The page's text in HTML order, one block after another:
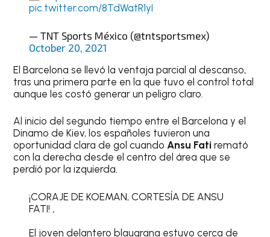
pic.twitter.com/8TdWatR1yI
— TNT Sports México (@tntsportsmex)
October 20, 2021
El Barcelona se llevó la ventaja parcial al descanso,
tras una primera parte en la que tuvo el control total
aunque les costó generar un peligro claro.
Al inicio del segundo tiempo entre el Barcelona y el
Dinamo de Kiev, los españoles tuvieron una
oportunidad clara de gol cuandoAnsu Fati remató
con la derecha desde el centro del área que se
perdió por la izquierda.
¡CORAJE DE KOEMAN, CORTESÍA DE ANSU
FATI! ,
El joven delantero blaugrana estuvo cerca de